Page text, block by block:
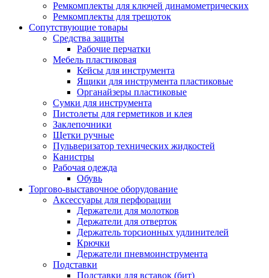
Ремкомплекты для ключей динамометрических
Ремкомплекты для трещоток
Сопутствующие товары
Средства защиты
Рабочие перчатки
Мебель пластиковая
Кейсы для инструмента
Ящики для инструмента пластиковые
Органайзеры пластиковые
Сумки для инструмента
Пистолеты для герметиков и клея
Заклепочники
Щетки ручные
Пульверизатор технических жидкостей
Канистры
Рабочая одежда
Обувь
Торгово-выставочное оборудование
Аксессуары для перфорации
Держатели для молотков
Держатели для отверток
Держатель торсионных удлинителей
Крючки
Держатели пневмоинструмента
Подставки
Подставки для вставок (бит)